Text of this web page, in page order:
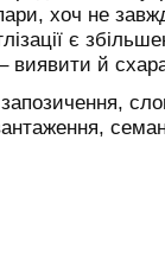
хоч не
є
виявити й
запозичення,